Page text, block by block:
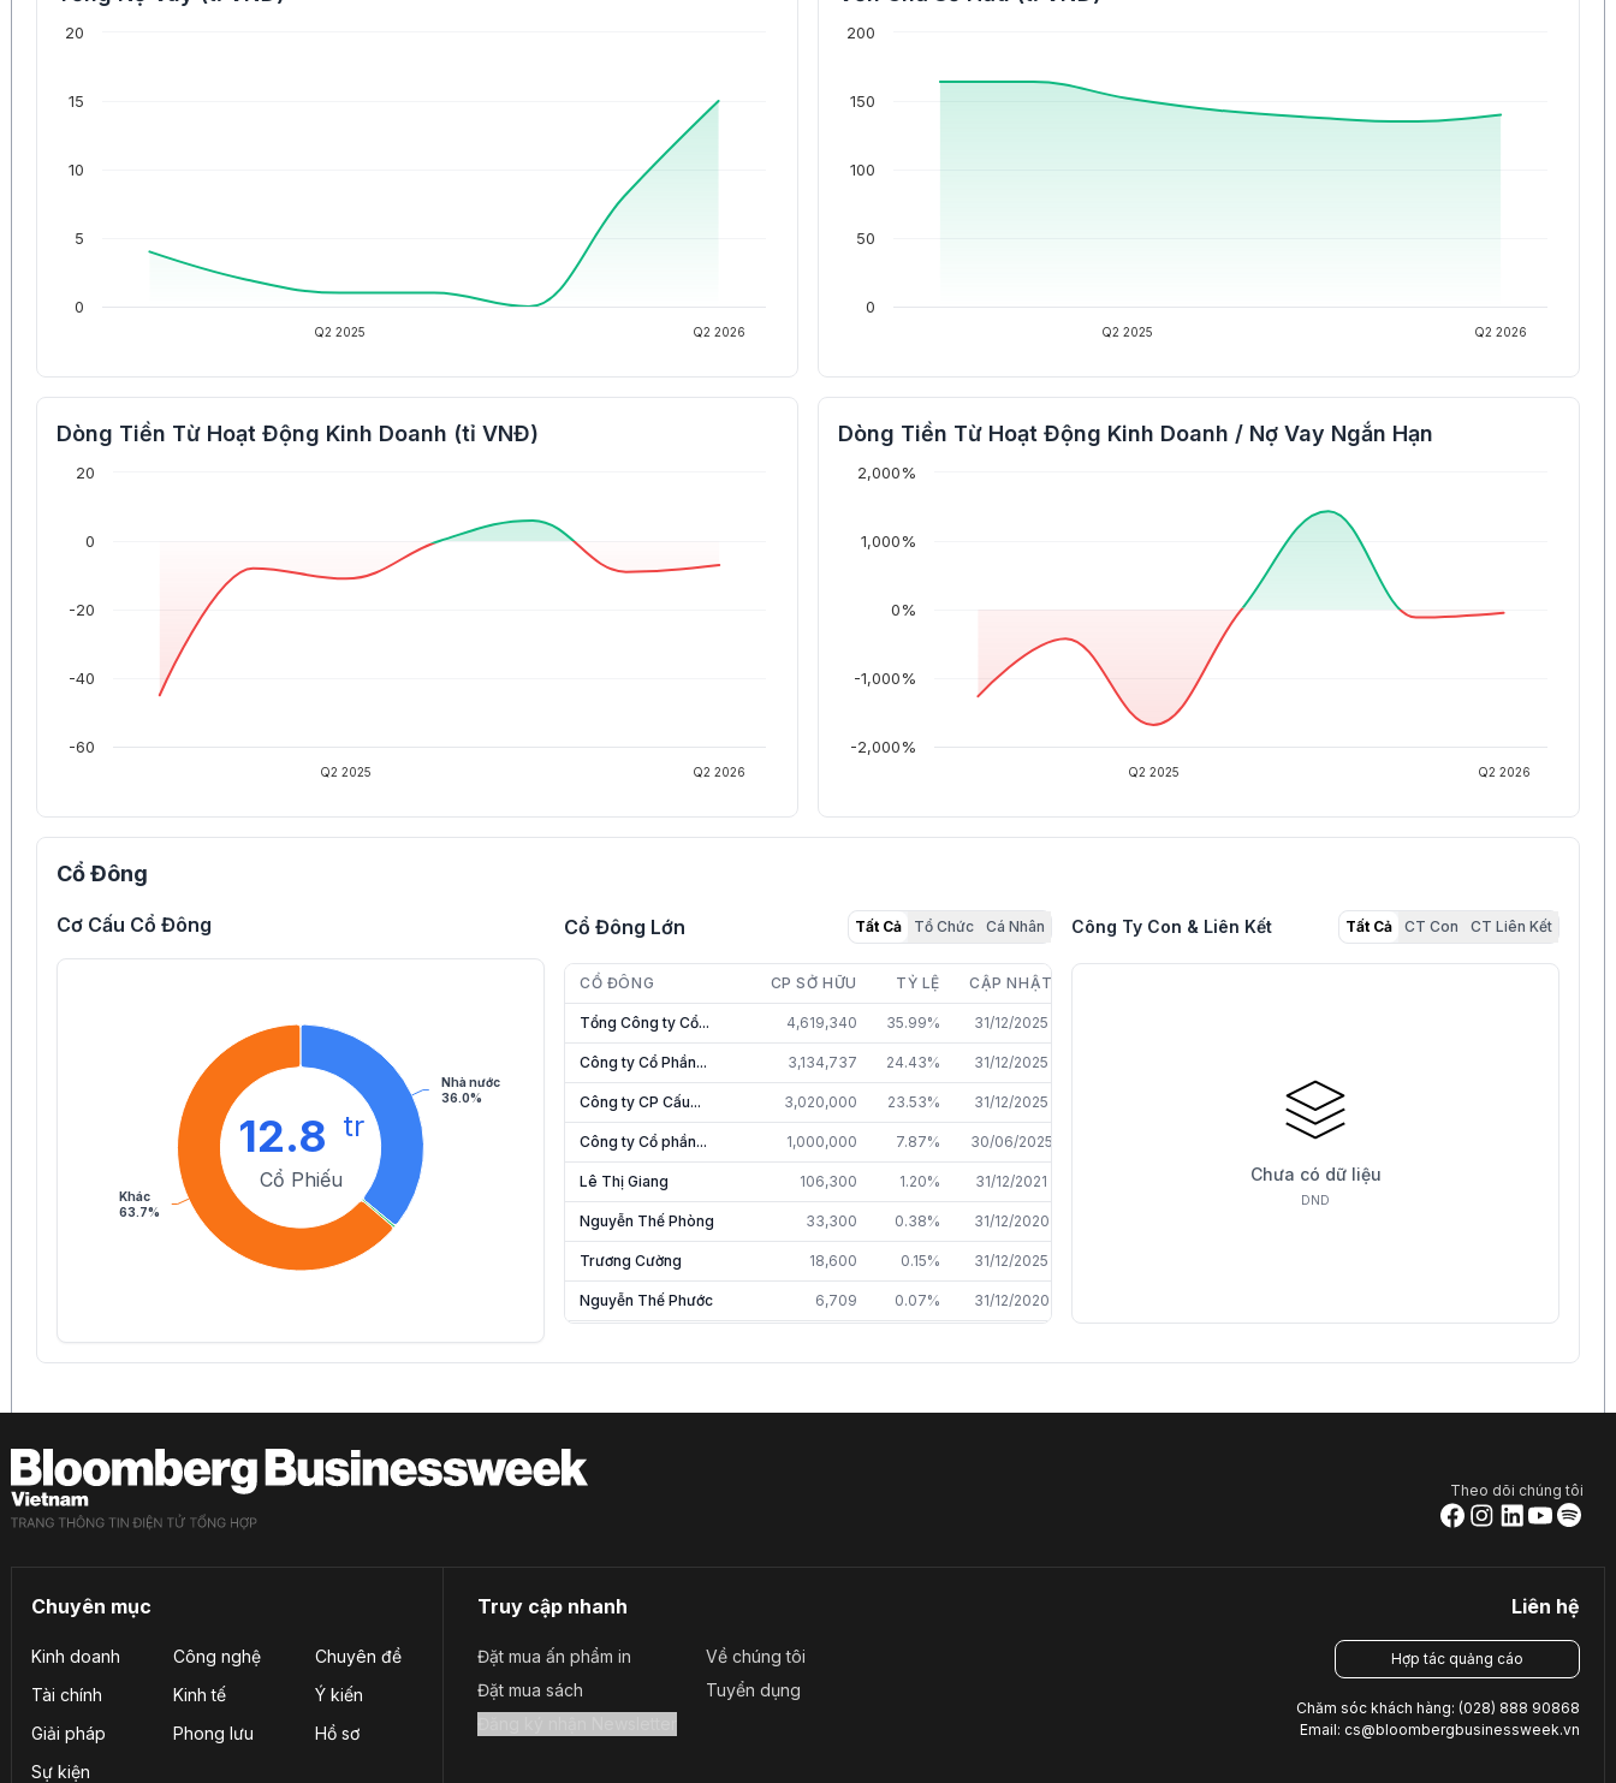
Q2 2025 Q2 2026
0
5
10
15
20
Q2 2025 Q2 2026
0
50
100
150
200
Dòng Tiền Từ Hoạt Động Kinh Doanh (tỉ VNĐ)
Q2 2025 Q2 2026
-60
-40
-20
0
20
Dòng Tiền Từ Hoạt Động Kinh Doanh / Nợ Vay Ngắn Hạn
Q2 2025 Q2 2026
-2,000%
-1,000%
0%
1,000%
2,000%
Cổ Đông
Cơ Cấu Cổ Đông
Nhà nước
36.0%
Khác
63.7%
12.8 tr
Cổ Phiếu
Cổ Đông Lớn Tất Cả Tổ Chức Cá Nhân
CỔ ĐÔNG CP SỞ HỮU TỶ LỆ CẬP NHẬT
Tổng Công ty Cổ... 4,619,340 35.99% 31/12/2025
Công ty Cổ Phần... 3,134,737 24.43% 31/12/2025
Công ty CP Cấu... 3,020,000 23.53% 31/12/2025
Công ty Cổ phần... 1,000,000 7.87% 30/06/2025
Lê Thị Giang 106,300 1.20% 31/12/2021
Nguyễn Thế Phòng 33,300 0.38% 31/12/2020
Trương Cường 18,600 0.15% 31/12/2025
Nguyễn Thế Phước 6,709 0.07% 31/12/2020
Nguyễn Tiến Toản 2,000 0.01% 31/12/2024
Nguyễn Thị Hằng
Công Ty Con & Liên Kết Tất Cả CT Con CT Liên Kết
Chưa có dữ liệu
DND
Theo dõi chúng tôi
Chuyên mục
Kinh doanh Công nghệ
Chuyên đề
Tài chính
Kinh tế
Ý kiến
Giải pháp
Phong lưu
Hồ sơ
Sự kiện
Truy cập nhanh
Đặt mua ấn phẩm in
Đặt mua sách
Về chúng tôi
Tuyển dụng
Liên hệ
Hợp tác quảng cáo
Chăm sóc khách hàng: (028) 888 90868
Email: cs@bloombergbusinessweek.vn